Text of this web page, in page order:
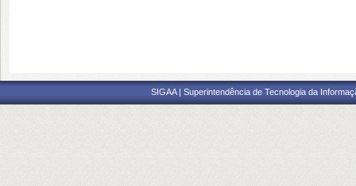
SIGAA | Superintendência de Tecnologia da